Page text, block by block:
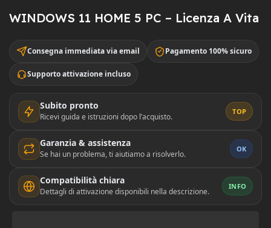
WINDOWS 11 HOME 5 PC – Licenza A Vita
Consegna immediata via email Pagamento 100% sicuro
Supporto attivazione incluso
Subito pronto
Ricevi guida e istruzioni dopo l’acquisto.
TOP
Garanzia & assistenza
Se hai un problema, ti aiutiamo a risolverlo.
OK
Compatibilità chiara
Dettagli di attivazione disponibili nella descrizione.
INFO